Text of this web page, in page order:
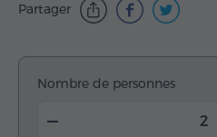
Partager
Nombre de personnes